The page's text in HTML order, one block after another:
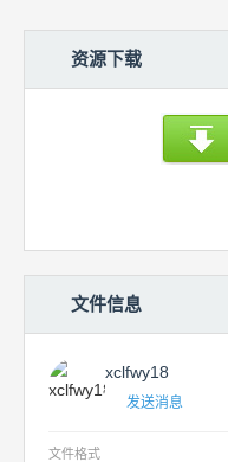
资源下载
文件信息
xclfwy18
发送消息
文件格式